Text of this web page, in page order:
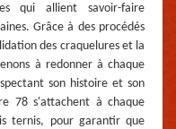
qui allient savoir-faire
Grâce à des procédés
des craquelures et la
à redonner à chaque
son histoire et son
78 s'attachent à chaque
ternis, pour garantir que